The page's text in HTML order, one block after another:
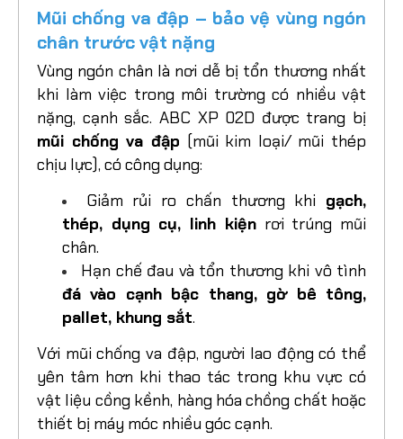
Mũi chống va đập – bảo vệ vùng ngón
chân trước vật nặng
Vùng ngón chân là nơi dễ bị tổn thương nhất
khi làm việc trong môi trường có nhiều vật
nặng, cạnh sắc. ABC XP 02D được trang bị
mũi chống va đập (mũi kim loại/ mũi thép
chịu lực), có công dụng:
Giảm rủi ro chấn thương khi gạch,
thép, dụng cụ, linh kiệnrơi trúng mũi
chân.
Hạn chế đau và tổn thương khi vô tình
đá vào cạnh bậc thang, gờ bê tông,
pallet, khung sắt.
Với mũi chống va đập, người lao động có thể
yên tâm hơn khi thao tác trong khu vực có
vật liệu cồng kềnh, hàng hóa chồng chất hoặc
thiết bị máy móc nhiều góc cạnh.